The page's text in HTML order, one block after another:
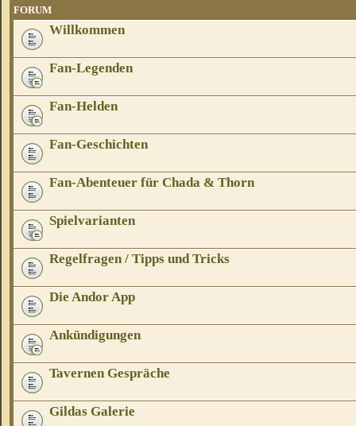
FORUM
Willkommen
Fan-Legenden
Fan-Helden
Fan-Geschichten
Fan-Abenteuer für Chada & Thorn
Spielvarianten
Regelfragen / Tipps und Tricks
Die Andor App
Ankündigungen
Tavernen Gespräche
Gildas Galerie